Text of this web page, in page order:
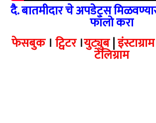
दै. बातमीदार चे अपडेट्स
फॉलो करा
फेसबुक। ट्विटर।युट्युब|इंस्टाग्राम
टेलिग्राम